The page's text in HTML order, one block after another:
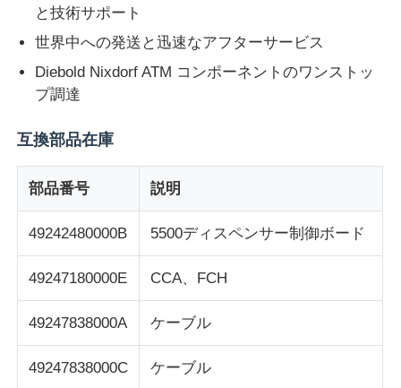
OKIATM部品
Genmega ATM部品
請求書受領者
紙幣ソート機
手形のカウンター
カード プリンター
と技術サポート
世界中への発送と迅速なアフターサービス
Diebold Nixdorf ATM コンポーネントのワンストッ
プ調達
互換部品在庫
部品番号 説明
49242480000B 5500ディスペンサー制御ボード
49247180000E CCA、FCH
49247838000A ケーブル
49247838000C ケーブル